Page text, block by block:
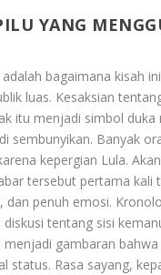
YANG
bagaimana kisah
luas. Kesaksian
itu menjadi simbol duka
sembunyikan. Banyak
kepergian Lula.
tersebut pertama kali
dan penuh emosi.
tentang sisi
menjadi gambaran bahwa
status. Rasa sayang,